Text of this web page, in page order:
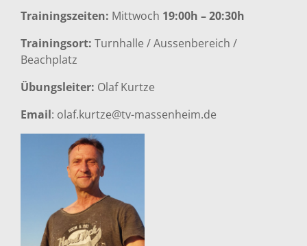
Trainingszeiten: Mittwoch 19:00h – 20:30h
Trainingsort: Turnhalle / Aussenbereich /
Beachplatz
Übungsleiter: Olaf Kurtze
Email: olaf.kurtze@tv-massenheim.de